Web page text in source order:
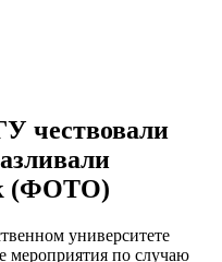
чествовали
(ФОТО)
университете
мероприятия по случаю